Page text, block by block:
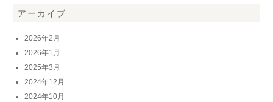
アーカイブ
2026年2月
2026年1月
2025年3月
2024年12月
2024年10月